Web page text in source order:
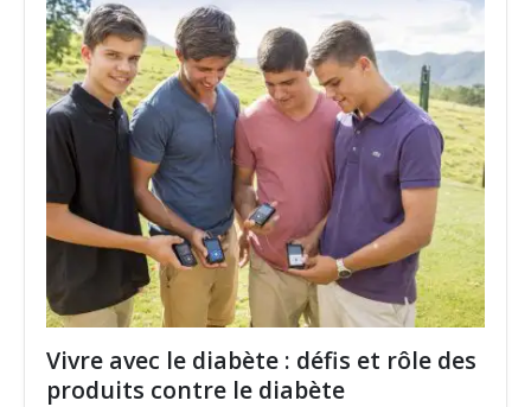
Vivre avec le diabète : défis et rôle des
produits contre le diabète